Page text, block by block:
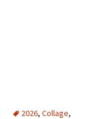
2026, Collage,